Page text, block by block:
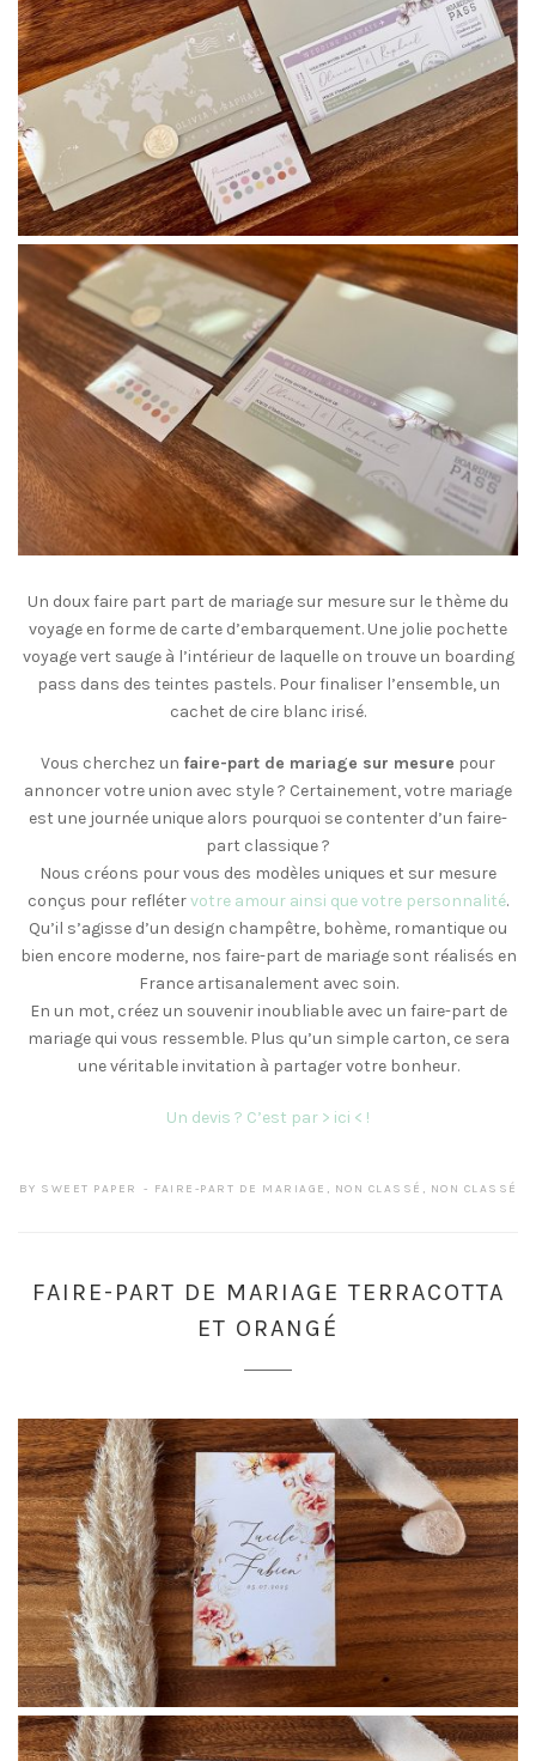
Un doux faire part part de mariage sur mesure sur le thème du
voyage en forme de carte d’embarquement. Une jolie pochette
voyage vert sauge à l’intérieur de laquelle on trouve un boarding
pass dans des teintes pastels. Pour finaliser l’ensemble, un
cachet de cire blanc irisé.
Vous cherchez un faire-part de mariage sur mesure pour
annoncer votre union avec style ? Certainement, votre mariage
est une journée unique alors pourquoi se contenter d’un faire-
part classique ?
Nous créons pour vous des modèles uniques et sur mesure
conçus pour reflétervotre amour ainsi que votre personnalité.
Qu’il s’agisse d’un design champêtre, bohème, romantique ou
bien encore moderne, nos faire-part de mariage sont réalisés en
France artisanalement avec soin.
En un mot, créez un souvenir inoubliable avec un faire-part de
mariage qui vous ressemble. Plus qu’un simple carton, ce sera
une véritable invitation à partager votre bonheur.
Un devis ? C’est par > ici < !
BY SWEET PAPER FAIRE-PART DE MARIAGE , NON CLASSÉ , NON CLASSÉ
FAIRE-PART DE MARIAGE TERRACOTTA
ET ORANGÉ